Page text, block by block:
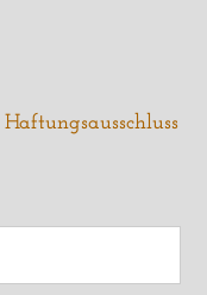
Haftungsausschluss